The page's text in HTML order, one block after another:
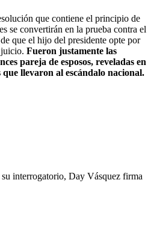
que contiene el principio de
se convertirán en la prueba contra el
que el hijo del presidente opte por
Fueron justamente las
pareja de esposos, reveladas en
llevaron al escándalo nacional.
interrogatorio, Day Vásquez firma